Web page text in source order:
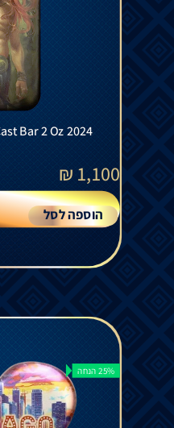
Bar 2 Oz 2024
1,100
₪
הוספה לסל
25% הנחה